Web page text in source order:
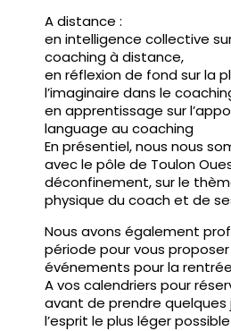
A distance :
en intelligence collective
coaching à distance,
en réflexion de fond sur la
l’imaginaire dans le
en apprentissage sur
language au coaching
En présentiel, nous nous
avec le pôle de Toulon
déconfinement, sur le
physique du coach et de
Nous avons également
période pour vous
événements pour la
A vos calendriers pour
avant de prendre quelques
l’esprit le plus léger